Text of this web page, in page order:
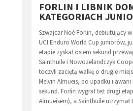
FORLIN I LIBNIK
KATEGORIACH
Szwajcar Noé Forlin, debiutujący
UCI Enduro World Cup juniorów,
etapie zyskał osiem sekund
Sainthuile i Nowozelandczyk
toczyli zaciętą walkę o drugie
Melvin Almueis, po upadku i awarii
sekund. Forlin wygrał też drugi
Almueisem), a Sainthuile utrzymał